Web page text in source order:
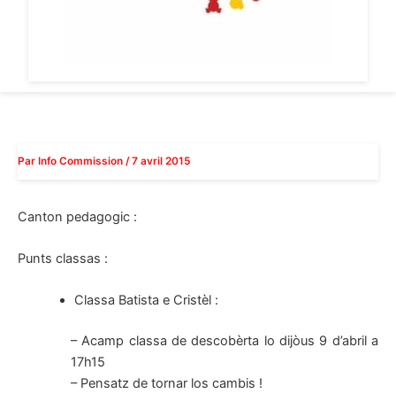
Par Info Commission /7 avril 2015
Canton pedagogic :
Punts classas :
Classa Batista e Cristèl :
– Acamp classa de descobèrta lo dijòus 9 d’abril a
17h15
– Pensatz de tornar los cambis !